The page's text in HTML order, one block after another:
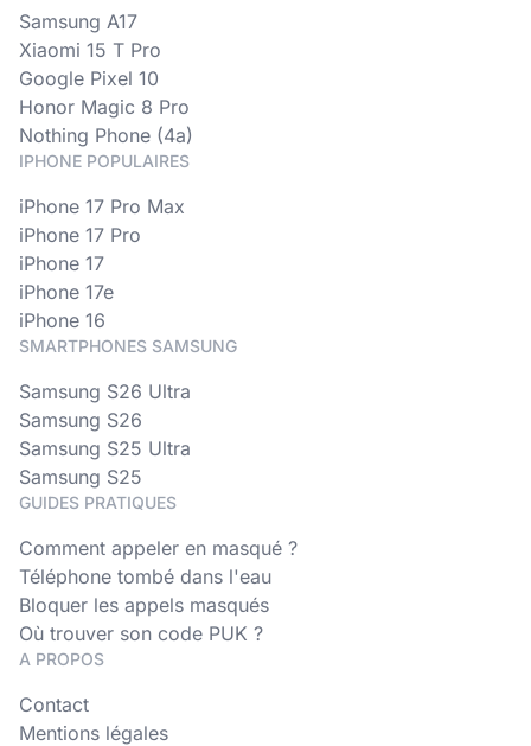
Samsung A17
Xiaomi 15 T Pro
Google Pixel 10
Honor Magic 8 Pro
Nothing Phone (4a)
IPHONE POPULAIRES
iPhone 17 Pro Max
iPhone 17 Pro
iPhone 17
iPhone 17e
iPhone 16
SMARTPHONES SAMSUNG
Samsung S26 Ultra
Samsung S26
Samsung S25 Ultra
Samsung S25
GUIDES PRATIQUES
Comment appeler en masqué ?
Téléphone tombé dans l'eau
Bloquer les appels masqués
Où trouver son code PUK ?
A PROPOS
Contact
Mentions légales